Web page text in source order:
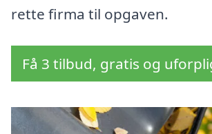
rette firma til opgaven.
Få 3 tilbud, gratis og